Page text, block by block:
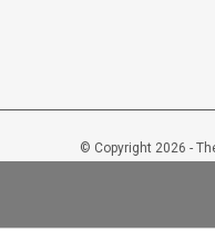
© Copyright 2026 -
Lockout-tagout-shop 9